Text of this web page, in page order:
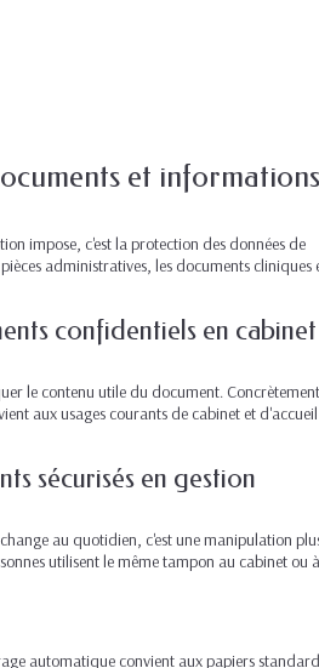
et informations
impose, c'est la protection des données de
administratives, les documents cliniques
confidentiels en cabinet
le contenu utile du document. Concrètement,
aux usages courants de cabinet et d'accueil
sécurisés en gestion
au quotidien, c'est une manipulation
utilisent le même tampon au cabinet ou à
automatique convient aux papiers